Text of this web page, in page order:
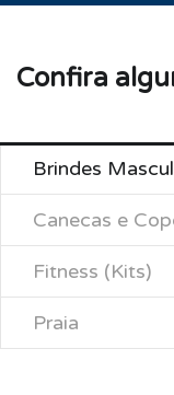
Confira
Brindes
Canecas e
Fitness (Kits)
Praia